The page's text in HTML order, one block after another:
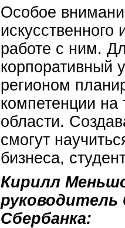
Особое
работе с ним.
корпоративный
регионом
компетенции на
области.
смогут
бизнеса,
Кирилл
руководитель
Сбербанка: